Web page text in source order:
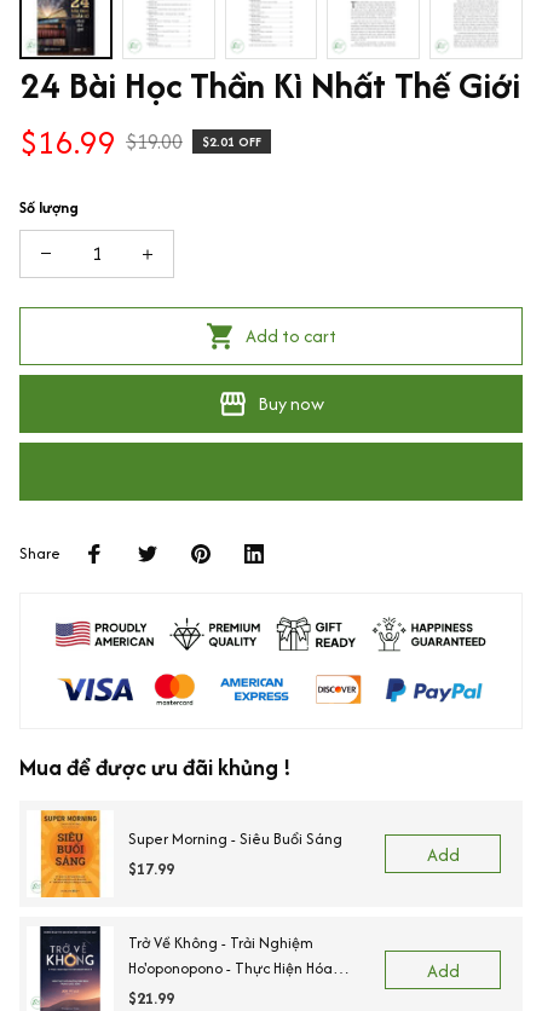
24 Bài Học Thần Kì Nhất Thế Giới
$16.99 $19.00 $2.01 OFF
Số lượng
Add to cart
Buy now
Share
Mua để được ưu đãi khủng !
Super Morning - Siêu Buổi Sáng
$17.99
Add
Trở Về Không - Trải Nghiệm
Ho'oponopono - Thực Hiện Hóa
Những Phép Màu Trong Cuộc Sống
$21.99
Add